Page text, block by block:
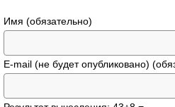
Имя (обязательно)
E-mail (не будет опубликовано)